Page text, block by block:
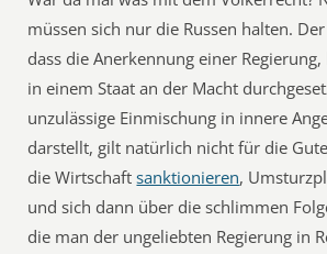
müssen sich nur die Russen halten.
dass die Anerkennung einer
in einem Staat an der Macht
unzulässige Einmischung in innere
darstellt, gilt natürlich nicht für die
die Wirtschaftsanktionieren,
und sich dann über die schlimmen
die man der ungeliebten Regierung in